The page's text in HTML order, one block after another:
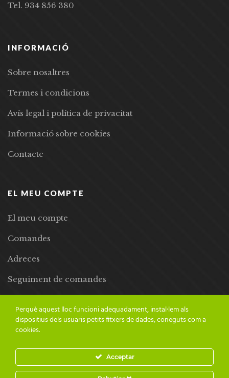
Tel. 934 856 380
INFORMACIÓ
Sobre nosaltres
Termes i condicions
Avís legal i política de privacitat
Informació sobre cookies
Contacte
EL MEU COMPTE
El meu compte
Comandes
Adreces
Seguiment de comandes
© 2024 Adesiara Editorial | Tots els drets reservats | Preus amb
Perquè aquest lloc funcioni adequadament, instal·lem als
dispositius dels usuaris petits fitxers de dades, coneguts com a
cookies.
Acceptar